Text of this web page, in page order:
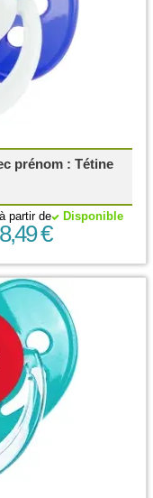
prénom : Tétine
Disponible
à partir de
8,49 €